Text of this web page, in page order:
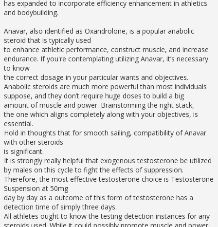
has expanded to incorporate efficiency enhancement in athletics
and bodybuilding.
Anavar, also identified as Oxandrolone, is a popular anabolic
steroid that is typically used
to enhance athletic performance, construct muscle, and increase
endurance. If you're contemplating utilizing Anavar, it’s necessary
to know
the correct dosage in your particular wants and objectives.
Anabolic steroids are much more powerful than most individuals
suppose, and they don’t require huge doses to build a big
amount of muscle and power. Brainstorming the right stack,
the one which aligns completely along with your objectives, is
essential.
Hold in thoughts that for smooth sailing, compatibility of Anavar
with other steroids
is significant.
It is strongly really helpful that exogenous testosterone be utilized
by males on this cycle to fight the effects of suppression.
Therefore, the most effective testosterone choice is Testosterone
Suspension at 50mg
day by day as a outcome of this form of testosterone has a
detection time of simply three days.
All athletes ought to know the testing detection instances for any